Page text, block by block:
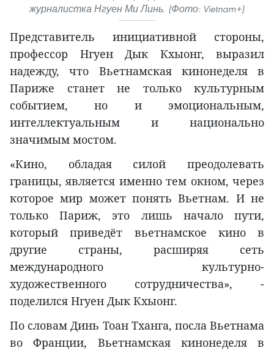
журналистка Нгуен Ми Линь. (Фото: Vietnam+)
Представитель инициативной стороны,
профессор Нгуен Дык Кхыонг, выразил
надежду, что Вьетнамская кинонеделя в
Париже станет не только культурным
событием, но и эмоциональным,
интеллектуальным и национально
значимым мостом.
«Кино, обладая силой преодолевать
границы, является именно тем окном, через
которое мир может понять Вьетнам. И не
только Париж, это лишь начало пути,
который приведёт вьетнамское кино в
другие страны, расширяя сеть
международного культурно-
художественного сотрудничества», -
поделился Нгуен Дык Кхыонг.
По словам Динь Тоан Тханга, посла Вьетнама
во Франции, Вьетнамская кинонеделя в